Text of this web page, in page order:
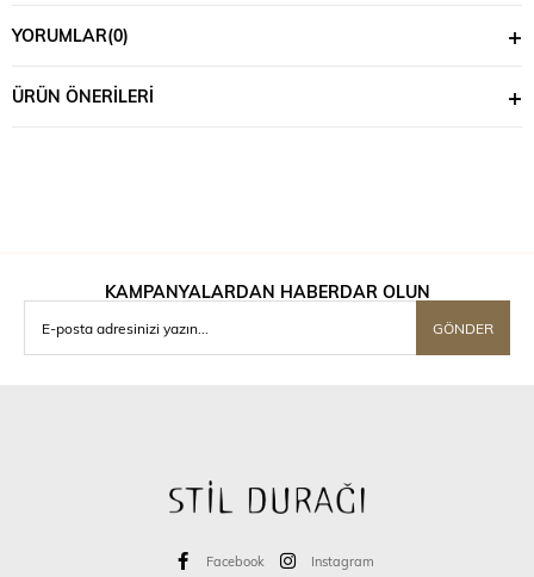
YORUMLAR(0)
ÜRÜN ÖNERILERI
KAMPANYALARDAN HABERDAR OLUN
GÖNDER
Facebook Instagram